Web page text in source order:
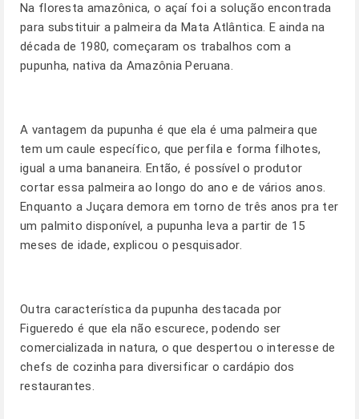
Na floresta amazônica, o açaí foi a solução encontrada
para substituir a palmeira da Mata Atlântica. E ainda na
década de 1980, começaram os trabalhos com a
pupunha, nativa da Amazônia Peruana.
A vantagem da pupunha é que ela é uma palmeira que
tem um caule específico, que perfila e forma filhotes,
igual a uma bananeira. Então, é possível o produtor
cortar essa palmeira ao longo do ano e de vários anos.
Enquanto a Juçara demora em torno de três anos pra ter
um palmito disponível, a pupunha leva a partir de 15
meses de idade, explicou o pesquisador.
Outra característica da pupunha destacada por
Figueredo é que ela não escurece, podendo ser
comercializada in natura, o que despertou o interesse de
chefs de cozinha para diversificar o cardápio dos
restaurantes.